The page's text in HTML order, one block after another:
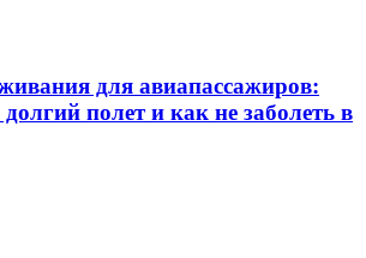
для авиапассажиров:
полет и как не заболеть в